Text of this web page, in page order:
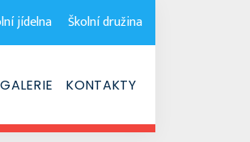
jídelna Školní družina
KONTAKTY